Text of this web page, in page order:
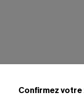
Confirmez votre